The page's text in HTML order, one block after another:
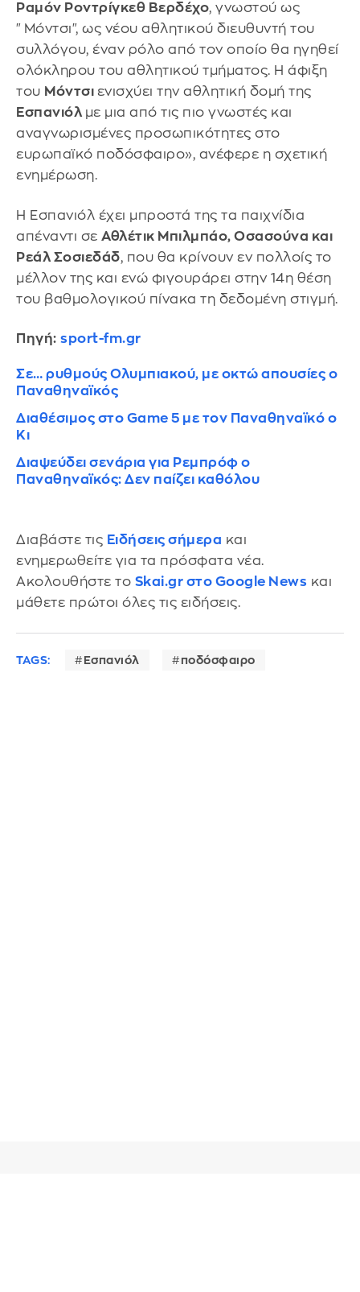
Ραμόν Ροντρίγκεθ Βερδέχο, γνωστού ως
"Μόντσι", ως νέου αθλητικού διευθυντή του
συλλόγου, έναν ρόλο από τον οποίο θα ηγηθεί
ολόκληρου του αθλητικού τμήματος. Η άφιξη
του Μόντσι ενισχύει την αθλητική δομή της
Εσπανιόλ με μια από τις πιο γνωστές και
αναγνωρισμένες προσωπικότητες στο
ευρωπαϊκό ποδόσφαιρο», ανέφερε η σχετική
ενημέρωση.
Η Εσπανιόλ έχει μπροστά της τα παιχνίδια
απέναντι σε Αθλέτικ Μπιλμπάο, Οσασούνα και
Ρεάλ Σοσιεδάδ, που θα κρίνουν εν πολλοίς το
μέλλον της και ενώ φιγουράρει στην 14η θέση
του βαθμολογικού πίνακα τη δεδομένη στιγμή.
Πηγή: sport-fm.gr
Σε… ρυθμούς Ολυμπιακού, με οκτώ απουσίες ο
Παναθηναϊκός
Διαθέσιμος στο Game 5 με τον Παναθηναϊκό ο
Κι
Διαψεύδει σενάρια για Ρεμπρόφ ο
Παναθηναϊκός: Δεν παίζει καθόλου
Διαβάστε τις Ειδήσεις σήμερα και
ενημερωθείτε για τα πρόσφατα νέα.
Ακολουθήστε το Skai.gr στο Google News και
μάθετε πρώτοι όλες τις ειδήσεις.
TAGS: Εσπανιόλ ποδόσφαιρο